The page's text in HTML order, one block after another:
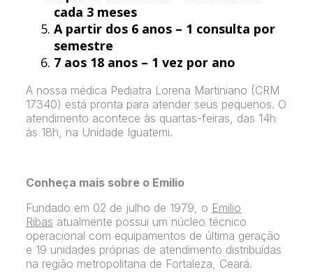
cada 3 meses
A partir dos 6 anos – 1 consulta por
semestre
7 aos 18 anos – 1 vez por ano
A nossa médica Pediatra Lorena Martiniano (CRM
17340) está pronta para atender seus pequenos. O
atendimento acontece às quartas-feiras, das 14h
às 18h, na Unidade Iguatemi.
Conheça mais sobre o Emilio
Fundado em 02 de julho de 1979, o Emilio
Ribas atualmente possui um núcleo técnico
operacional com equipamentos de última geração
e 19 unidades próprias de atendimento distribuídas
na região metropolitana de Fortaleza, Ceará.